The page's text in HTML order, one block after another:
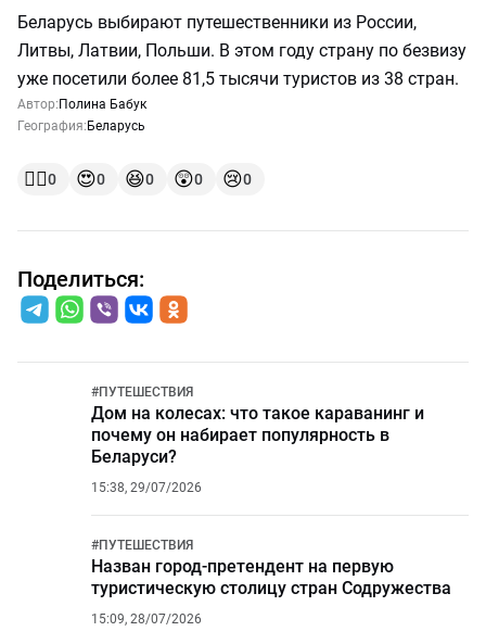
Беларусь выбирают путешественники из России,
Литвы, Латвии, Польши. В этом году страну по безвизу
уже посетили более 81,5 тысячи туристов из 38 стран.
Автор: Полина Бабук
География: Беларусь
👍🏻0 😍0 😆0 😲0 😢0
Поделиться:
#ПУТЕШЕСТВИЯ
Дом на колесах: что такое караванинг и
почему он набирает популярность в
Беларуси?
15:38, 29/07/2026
#ПУТЕШЕСТВИЯ
Назван город-претендент на первую
туристическую столицу стран Содружества
15:09, 28/07/2026